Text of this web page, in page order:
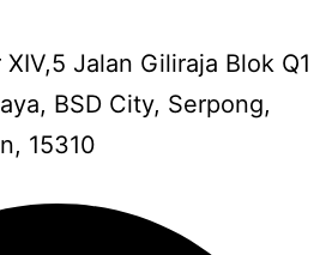
Jalan Giliraja Blok Q1
BSD City, Serpong,
15310